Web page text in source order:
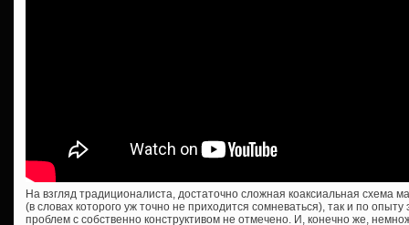
На взгляд традиционалиста, достаточно сложная коаксиальная схема
(в словах которого уж точно не приходится сомневаться), так и по
проблем с собственно конструктивом не отмечено. И, конечно же,